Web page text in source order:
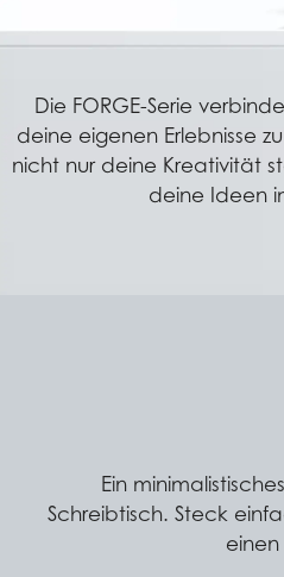
Die FORGE-Serie
deine eigenen Erlebnisse
nicht nur deine Kreativität
deine Ideen
Ein
Schreibtisch. Steck